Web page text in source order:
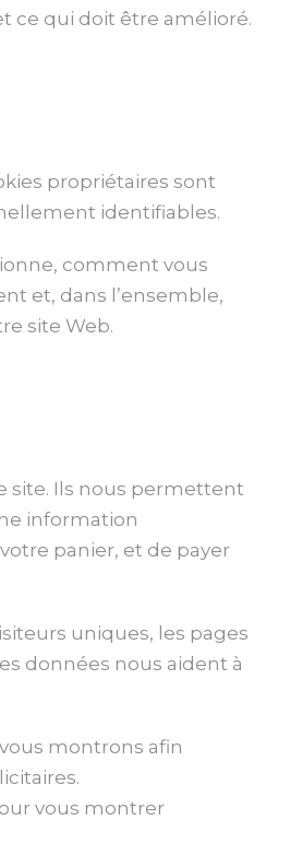
ce qui doit être amélioré.
propriétaires sont
identifiables.
comment vous
et, dans l’ensemble,
site Web.
site. Ils nous permettent
information
panier, et de payer
uniques, les pages
données nous aident à
montrons afin
vous montrer